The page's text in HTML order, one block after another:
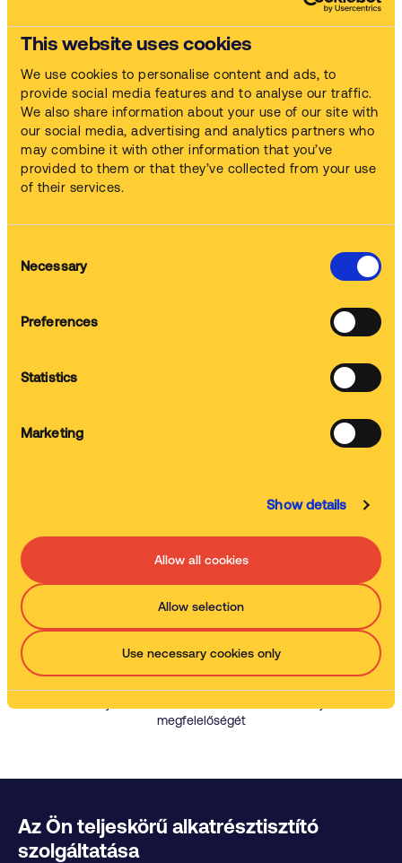
This website uses cookies
We use cookies to personalise content and ads, to
provide social media features and to analyse our traffic.
We also share information about your use of our site with
our social media, advertising and analytics partners who
may combine it with other information that you’ve
provided to them or that they’ve collected from your use
of their services.
Necessary
Preferences
Statistics
Marketing
Show details
Allow all cookies
Allow selection
Use necessary cookies only
Világszínvonalú alkatrésztisztító gépeink és vegyszereink
minden fajta alkatrészt és szennyeződést képesek kezelni.
Nézze meg a videót
Átfogó szolgáltatásunk
Mi szállítjuk és helyezzük üzembe a gépet
megfelelőségét
Az Ön teljeskörű alkatrésztisztító
szolgáltatása